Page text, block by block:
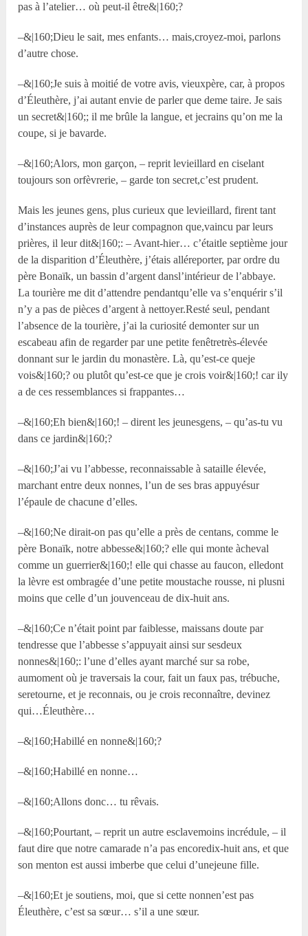
pas à l’atelier… où peut-il être&|160;?
–&|160;Dieu le sait, mes enfants… mais,croyez-moi, parlons
d’autre chose.
–&|160;Je suis à moitié de votre avis, vieuxpère, car, à propos
d’Éleuthère, j’ai autant envie de parler que deme taire. Je sais
un secret&|160;; il me brûle la langue, et jecrains qu’on me la
coupe, si je bavarde.
–&|160;Alors, mon garçon, – reprit levieillard en ciselant
toujours son orfèvrerie, – garde ton secret,c’est prudent.
Mais les jeunes gens, plus curieux que levieillard, firent tant
d’instances auprès de leur compagnon que,vaincu par leurs
prières, il leur dit&|160;: – Avant-hier… c’étaitle septième jour
de la disparition d’Éleuthère, j’étais alléreporter, par ordre du
père Bonaïk, un bassin d’argent dansl’intérieur de l’abbaye.
La tourière me dit d’attendre pendantqu’elle va s’enquérir s’il
n’y a pas de pièces d’argent à nettoyer.Resté seul, pendant
l’absence de la tourière, j’ai la curiosité demonter sur un
escabeau afin de regarder par une petite fenêtretrès-élevée
donnant sur le jardin du monastère. Là, qu’est-ce queje
vois&|160;? ou plutôt qu’est-ce que je crois voir&|160;! car ily
a de ces ressemblances si frappantes…
–&|160;Eh bien&|160;! – dirent les jeunesgens, – qu’as-tu vu
dans ce jardin&|160;?
–&|160;J’ai vu l’abbesse, reconnaissable à sataille élevée,
marchant entre deux nonnes, l’un de ses bras appuyésur
l’épaule de chacune d’elles.
–&|160;Ne dirait-on pas qu’elle a près de centans, comme le
père Bonaïk, notre abbesse&|160;? elle qui monte àcheval
comme un guerrier&|160;! elle qui chasse au faucon, elledont
la lèvre est ombragée d’une petite moustache rousse, ni plusni
moins que celle d’un jouvenceau de dix-huit ans.
–&|160;Ce n’était point par faiblesse, maissans doute par
tendresse que l’abbesse s’appuyait ainsi sur sesdeux
nonnes&|160;: l’une d’elles ayant marché sur sa robe,
aumoment où je traversais la cour, fait un faux pas, trébuche,
seretourne, et je reconnais, ou je crois reconnaître, devinez
qui…Éleuthère…
–&|160;Habillé en nonne&|160;?
–&|160;Habillé en nonne…
–&|160;Allons donc… tu rêvais.
–&|160;Pourtant, – reprit un autre esclavemoins incrédule, – il
faut dire que notre camarade n’a pas encoredix-huit ans, et que
son menton est aussi imberbe que celui d’unejeune fille.
–&|160;Et je soutiens, moi, que si cette nonnen’est pas
Éleuthère, c’est sa sœur… s’il a une sœur.